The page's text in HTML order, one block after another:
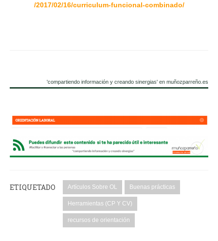
/2017/02/16/curriculum-funcional-combinado/
'compartiendo información y creando sinergias' en muñozparreño.es
ETIQUETADO Artículos Sobre OL Buenas prácticas
Herramientas (CP Y CV)
recursos de orientación